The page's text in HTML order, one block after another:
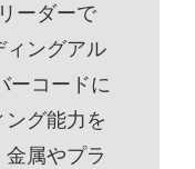
ーダーで
ィングアル
ーコードに
ング能力を
属やプラ